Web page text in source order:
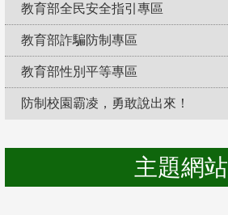
教育部全民安全指引專區
教育部詐騙防制專區
教育部性別平等專區
防制校園霸凌，勇敢說出來！
主題網站